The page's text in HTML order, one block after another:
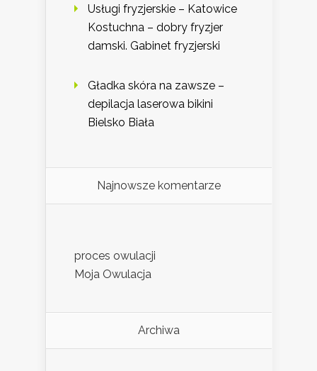
Usługi fryzjerskie – Katowice
Kostuchna – dobry fryzjer
damski. Gabinet fryzjerski
Gładka skóra na zawsze –
depilacja laserowa bikini
Bielsko Biała
Najnowsze komentarze
proces owulacji
Moja Owulacja
Archiwa